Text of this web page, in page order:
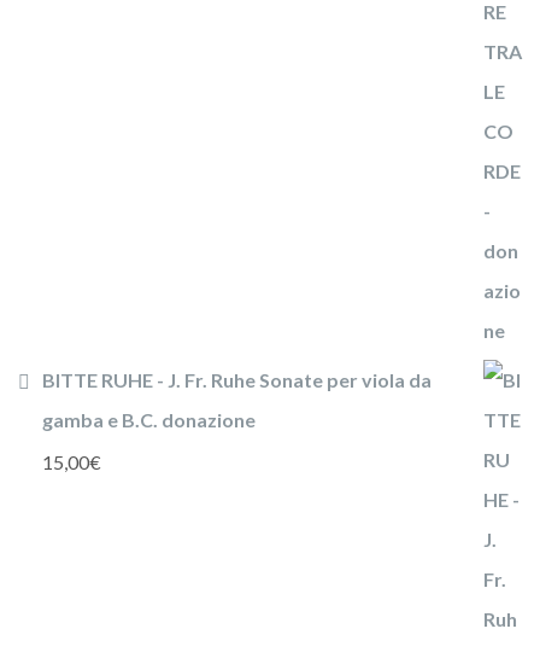
BITTE RUHE - J. Fr. Ruhe Sonate per viola da
gamba e B.C. donazione
15,00€